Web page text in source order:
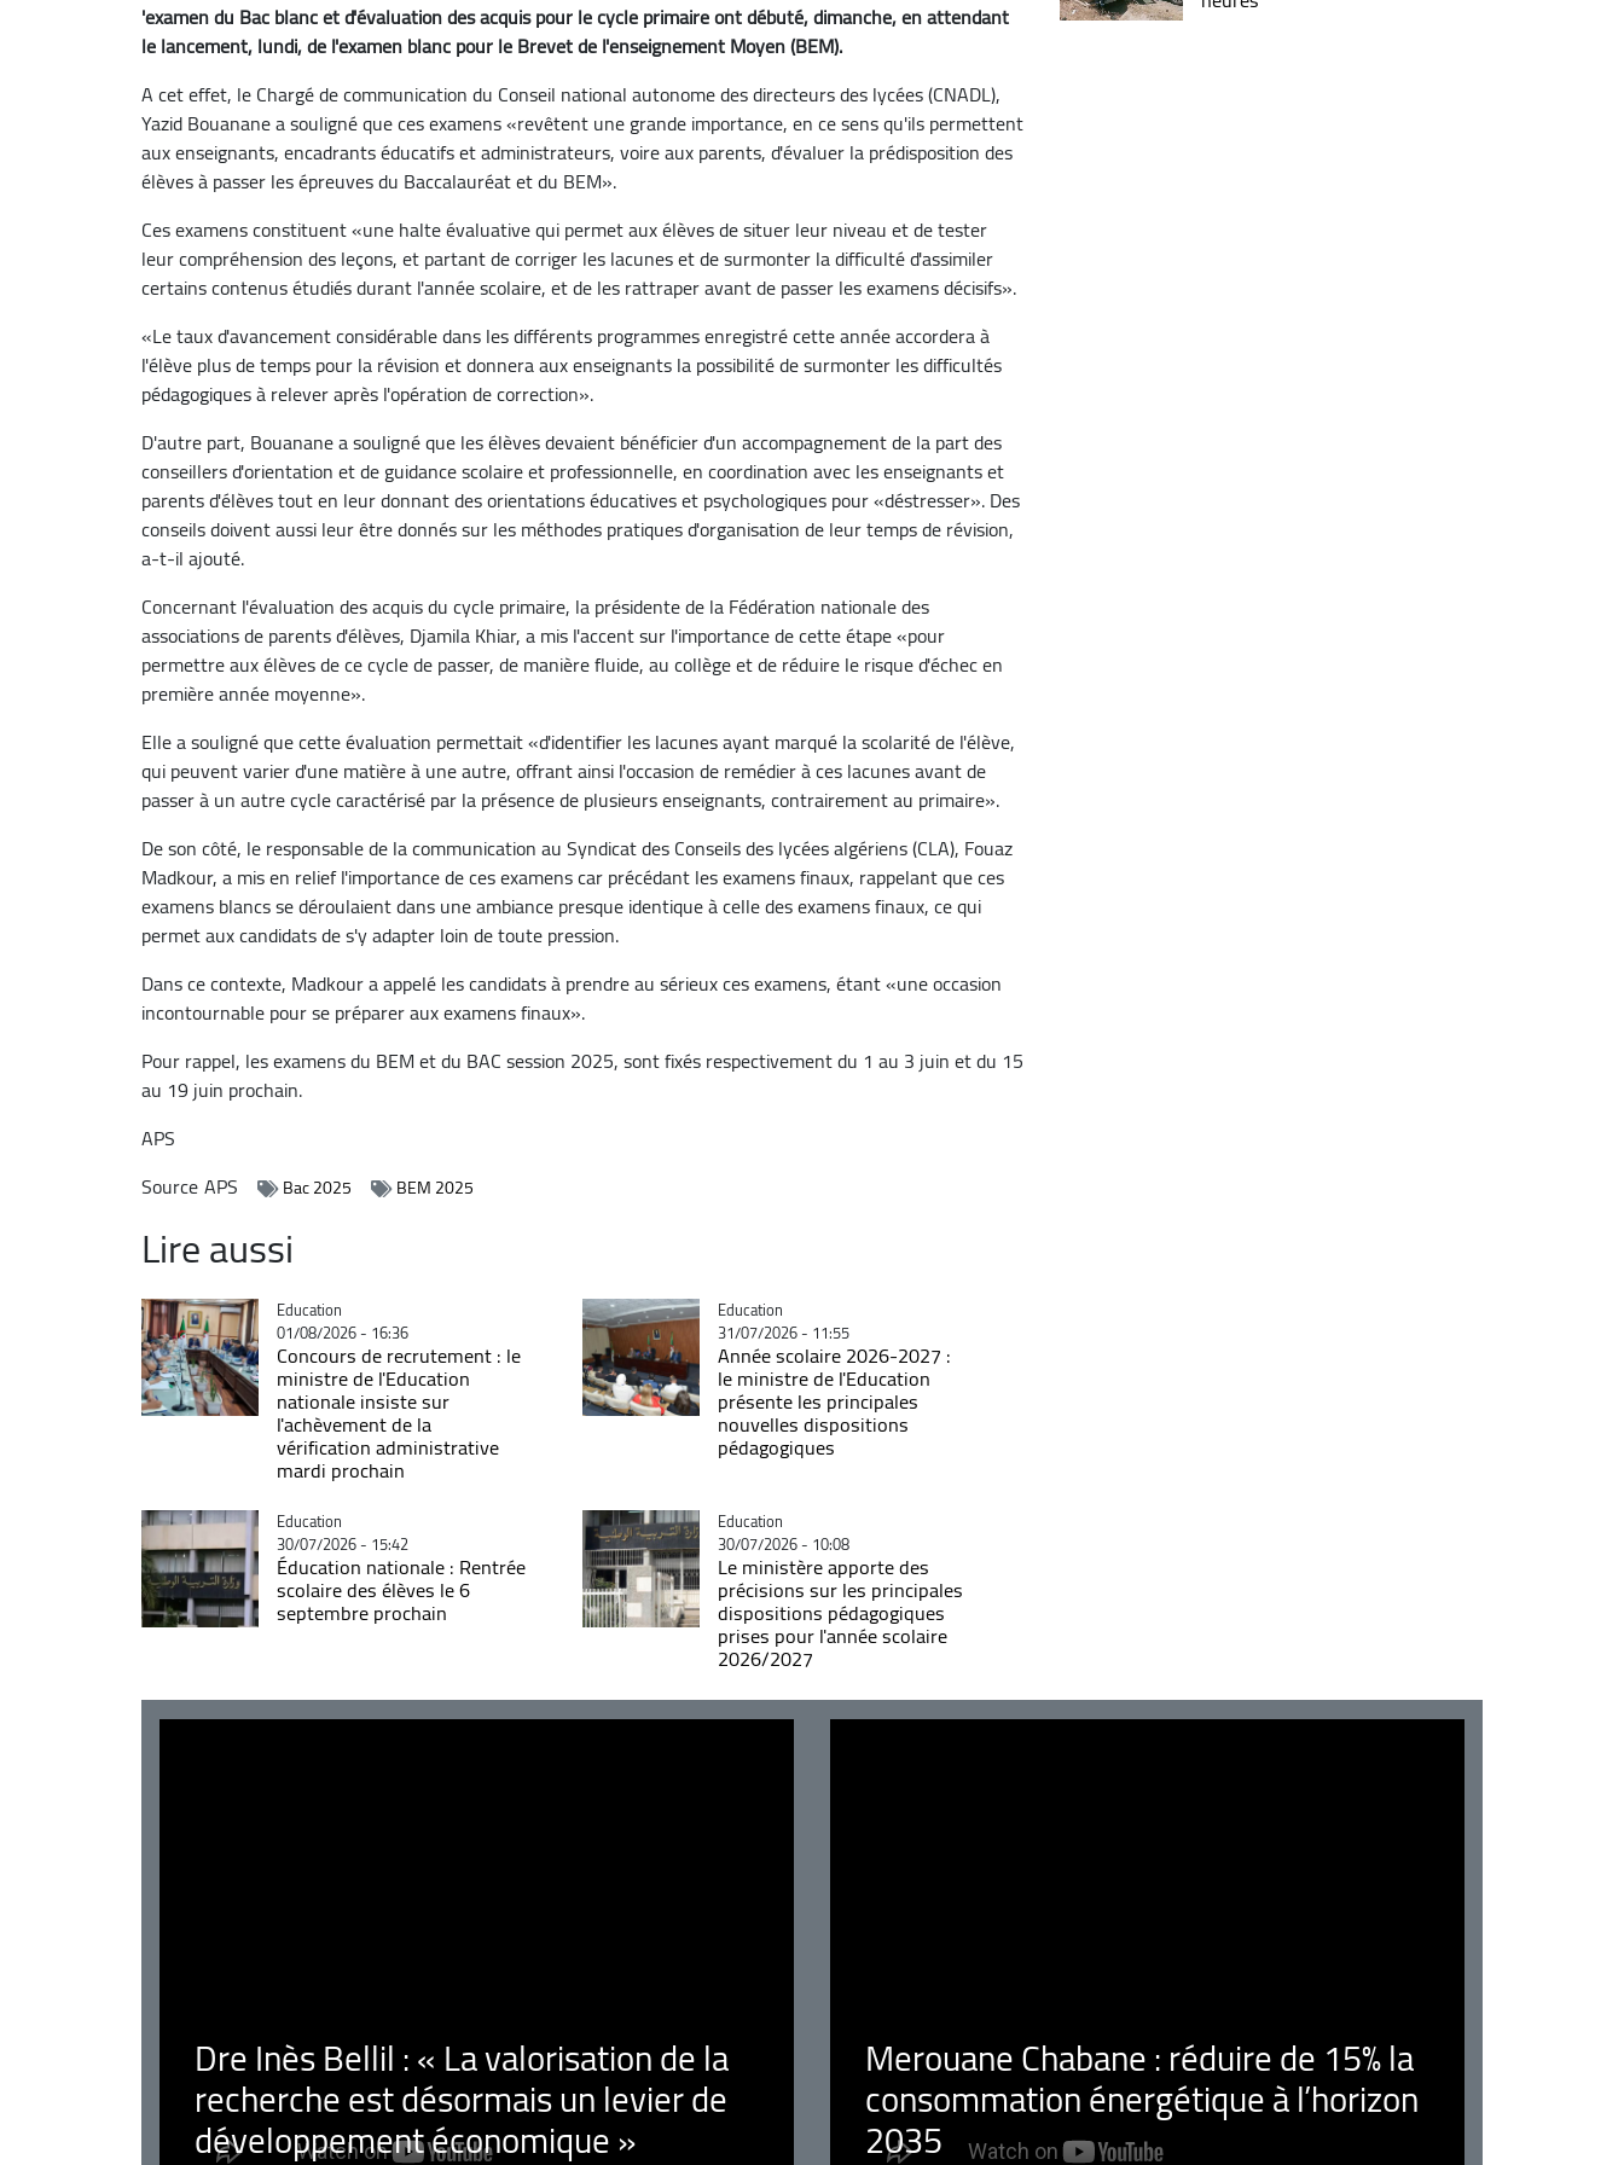
'examen du Bac blanc et d'évaluation des acquis pour le cycle primaire ont débuté, dimanche, en attendant
le lancement, lundi, de l'examen blanc pour le Brevet de l'enseignement Moyen (BEM).
A cet effet, le Chargé de communication du Conseil national autonome des directeurs des lycées (CNADL),
Yazid Bouanane a souligné que ces examens «revêtent une grande importance, en ce sens qu'ils permettent
aux enseignants, encadrants éducatifs et administrateurs, voire aux parents, d'évaluer la prédisposition des
élèves à passer les épreuves du Baccalauréat et du BEM».
Ces examens constituent «une halte évaluative qui permet aux élèves de situer leur niveau et de tester
leur compréhension des leçons, et partant de corriger les lacunes et de surmonter la difficulté d'assimiler
certains contenus étudiés durant l'année scolaire, et de les rattraper avant de passer les examens décisifs».
«Le taux d'avancement considérable dans les différents programmes enregistré cette année accordera à
l'élève plus de temps pour la révision et donnera aux enseignants la possibilité de surmonter les difficultés
pédagogiques à relever après l'opération de correction».
D'autre part, Bouanane a souligné que les élèves devaient bénéficier d'un accompagnement de la part des
conseillers d'orientation et de guidance scolaire et professionnelle, en coordination avec les enseignants et
parents d'élèves tout en leur donnant des orientations éducatives et psychologiques pour «déstresser». Des
conseils doivent aussi leur être donnés sur les méthodes pratiques d'organisation de leur temps de révision,
a-t-il ajouté.
Concernant l'évaluation des acquis du cycle primaire, la présidente de la Fédération nationale des
associations de parents d'élèves, Djamila Khiar, a mis l'accent sur l'importance de cette étape «pour
permettre aux élèves de ce cycle de passer, de manière fluide, au collège et de réduire le risque d'échec en
première année moyenne».
Elle a souligné que cette évaluation permettait «d'identifier les lacunes ayant marqué la scolarité de l'élève,
qui peuvent varier d'une matière à une autre, offrant ainsi l'occasion de remédier à ces lacunes avant de
passer à un autre cycle caractérisé par la présence de plusieurs enseignants, contrairement au primaire».
De son côté, le responsable de la communication au Syndicat des Conseils des lycées algériens (CLA), Fouaz
Madkour, a mis en relief l'importance de ces examens car précédant les examens finaux, rappelant que ces
examens blancs se déroulaient dans une ambiance presque identique à celle des examens finaux, ce qui
permet aux candidats de s'y adapter loin de toute pression.
Dans ce contexte, Madkour a appelé les candidats à prendre au sérieux ces examens, étant «une occasion
incontournable pour se préparer aux examens finaux».
Pour rappel, les examens du BEM et du BAC session 2025, sont fixés respectivement du 1 au 3 juin et du 15
au 19 juin prochain.
APS
SourceAPS Bac 2025 BEM 2025
Lire aussi
Catégorie
Education
01/08/2026 - 16:36
Concours de recrutement : le
ministre de l'Education
nationale insiste sur
l'achèvement de la
vérification administrative
mardi prochain
Catégorie
Education
31/07/2026 - 11:55
Année scolaire 2026-2027 :
le ministre de l'Education
présente les principales
nouvelles dispositions
pédagogiques
Catégorie
Education
30/07/2026 - 15:42
Éducation nationale : Rentrée
scolaire des élèves le 6
septembre prochain
Catégorie
Education
30/07/2026 - 10:08
Le ministère apporte des
précisions sur les principales
dispositions pédagogiques
prises pour l'année scolaire
2026/2027
Dre Inès Bellil : « La valorisation de la
recherche est désormais un levier de
développement économique »
Merouane Chabane : réduire de 15% la
consommation énergétique à l’horizon
2035